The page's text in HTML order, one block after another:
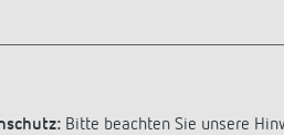
Bitte beachten Sie unsere